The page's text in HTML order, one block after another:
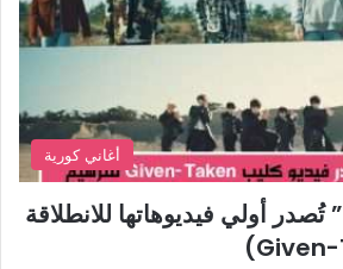
أغاني كورية
فرقة “ENHYPEN” تُصدر أولي فيديوهاتها للانطلاقة